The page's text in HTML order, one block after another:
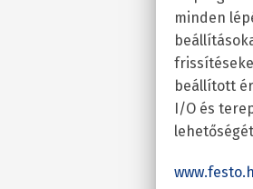
minden
beállított
I/O és